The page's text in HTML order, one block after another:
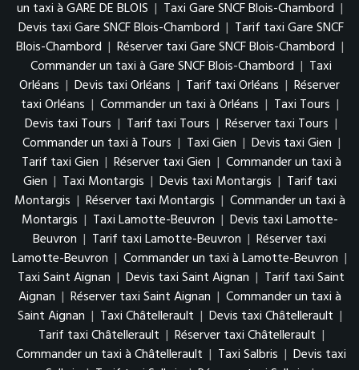
un taxi à GARE DE BLOIS | Taxi Gare SNCF Blois-Chambord |
Devis taxi Gare SNCF Blois-Chambord | Tarif taxi Gare SNCF
Blois-Chambord | Réserver taxi Gare SNCF Blois-Chambord |
Commander un taxi à Gare SNCF Blois-Chambord | Taxi
Orléans | Devis taxi Orléans | Tarif taxi Orléans | Réserver
taxi Orléans | Commander un taxi à Orléans | Taxi Tours |
Devis taxi Tours | Tarif taxi Tours | Réserver taxi Tours |
Commander un taxi à Tours | Taxi Gien | Devis taxi Gien |
Tarif taxi Gien | Réserver taxi Gien | Commander un taxi à
Gien | Taxi Montargis | Devis taxi Montargis | Tarif taxi
Montargis | Réserver taxi Montargis | Commander un taxi à
Montargis | Taxi Lamotte-Beuvron | Devis taxi Lamotte-
Beuvron | Tarif taxi Lamotte-Beuvron | Réserver taxi
Lamotte-Beuvron | Commander un taxi à Lamotte-Beuvron |
Taxi Saint Aignan | Devis taxi Saint Aignan | Tarif taxi Saint
Aignan | Réserver taxi Saint Aignan | Commander un taxi à
Saint Aignan | Taxi Châtellerault | Devis taxi Châtellerault |
Tarif taxi Châtellerault | Réserver taxi Châtellerault |
Commander un taxi à Châtellerault | Taxi Salbris | Devis taxi